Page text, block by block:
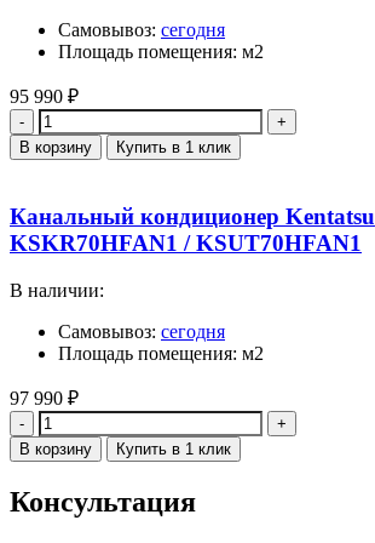
Самовывоз: сегодня
Площадь помещения: м2
95 990 ₽
Количество
В корзину Купить в 1 клик
Канальный кондиционер Kentatsu
KSKR70HFAN1 / KSUT70HFAN1
В наличии:
Самовывоз: сегодня
Площадь помещения: м2
97 990 ₽
Количество
В корзину Купить в 1 клик
Консультация